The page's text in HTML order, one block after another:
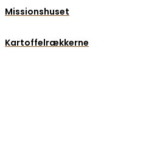
Missionshuset
Kartoffelrækkerne